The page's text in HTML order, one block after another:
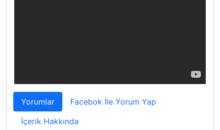
Yorumlar
Facebok İle Yorum Yap
İçerik Hakkında